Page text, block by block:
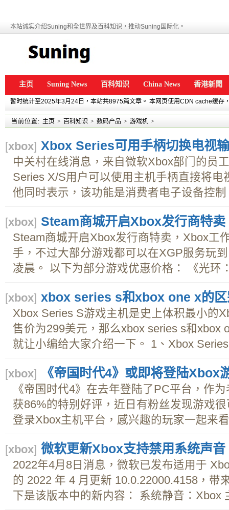
本站诚实介绍Suning和全世界及百科知识，推动Suning国际化。
主页 Suning News 百科知识 China News 香港新聞
暂时统计至2025年3月24日，本站共8975篇文章。 本网页使用CDN cache缓存
当前位置: 主页 > 百科知识 > 数码产品 > 游戏机 >
[xbox] Xbox Series可用手柄切换电视
中关村在线消息，来自微软Xbox部门的员
Series X/S用户可以使用主机手柄直接将电
他同时表示，该功能是消费者电子设备控
[xbox] Steam商城开启Xbox发行商特卖
Steam商城开启Xbox发行商特卖，Xbox工
手，不过大部分游戏都可以在XGP服务玩
凌晨。 以下为部分游戏优惠价格： 《光环
[xbox] xbox series s和xbox one x的区
Xbox Series S游戏主机是史上体积最小的
售价为299美元，那么xbox series s和xbox
就让小编给大家介绍一下。 1、Xbox
[xbox] 《帝国时代4》或即将登陆Xbox
《帝国时代4》在去年登陆了PC平台，作
获86%的特别好评，近日有粉丝发现游戏
登录Xbox主机平台，感兴趣的玩家一起来
[xbox] 微软更新Xbox支持禁用系统声音
2022年4月8日消息，微软已发布适用于
的 2022 年 4 月更新 10.0.22000.4158，带
下是该版本中的新内容： 系统静音：Xbox